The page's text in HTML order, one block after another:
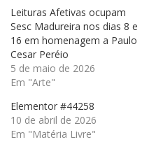
Leituras Afetivas ocupam
Sesc Madureira nos dias 8 e
16 em homenagem a Paulo
Cesar Peréio
5 de maio de 2026
Em "Arte"
Elementor #44258
10 de abril de 2026
Em "Matéria Livre"